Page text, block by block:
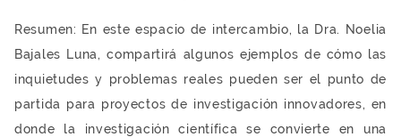
Resumen: En este espacio de intercambio, la Dra. Noelia
Bajales Luna, compartirá algunos ejemplos de cómo las
inquietudes y problemas reales pueden ser el punto de
partida para proyectos de investigación innovadores, en
donde la investigación científica se convierte en una